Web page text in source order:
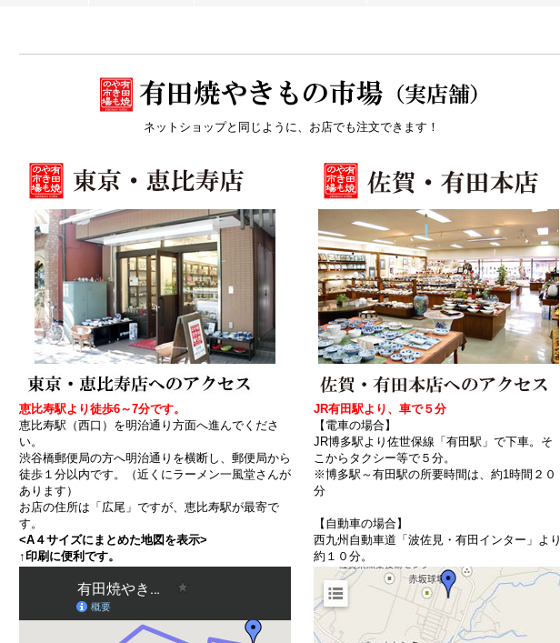
ネットショップと同じように、お店でも注文できます！
恵比寿駅より徒歩6～7分です。
恵比寿駅（西口）を明治通り方面へ進んでくださ
い。
渋谷橋郵便局の方へ明治通りを横断し、郵便局から
徒歩１分以内です。（近くにラーメン一風堂さんが
あります）
お店の住所は「広尾」ですが、恵比寿駅が最寄で
す。
<A４サイズにまとめた地図を表示>
↑印刷に便利です。
JR有田駅より、車で５分
【電車の場合】
JR博多駅より佐世保線「有田駅」で下車。そ
こからタクシー等で５分。
※博多駅～有田駅の所要時間は、約1時間２０
分
【自動車の場合】
西九州自動車道「波佐見・有田インター」より
約１０分。